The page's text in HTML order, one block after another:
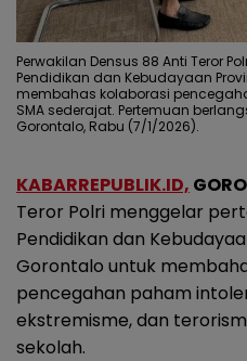
Perwakilan Densus 88 Anti Teror
Pendidikan dan Kebudayaan
membahas kolaborasi
SMA sederajat. Pertemuan
Gorontalo, Rabu (7/1/2026).
KABARREPUBLIK.ID,
Teror Polri menggelar
Pendidikan dan
Gorontalo untuk
pencegahan paham
ekstremisme, dan
sekolah.